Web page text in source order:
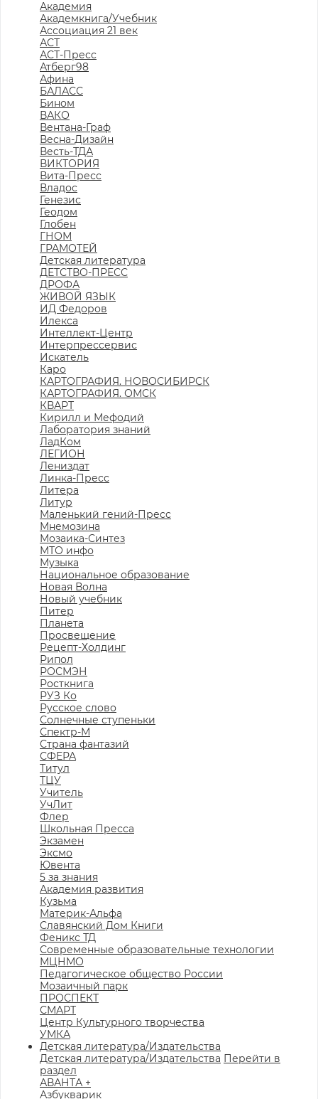
Академия
Академкнига/Учебник
Ассоциация 21 век
АСТ
АСТ-Пресс
Атберг98
Афина
БАЛАСС
Бином
ВАКО
Вентана-Граф
Весна-Дизайн
Весть-ТДА
ВИКТОРИЯ
Вита-Пресс
Владос
Генезис
Геодом
Глобен
ГНОМ
ГРАМОТЕЙ
Детская литература
ДЕТСТВО-ПРЕСС
ДРОФА
ЖИВОЙ ЯЗЫК
ИД Федоров
Илекса
Интеллект-Центр
Интерпрессервис
Искатель
Каро
КАРТОГРАФИЯ. НОВОСИБИРСК
КАРТОГРАФИЯ. ОМСК
КВАРТ
Кирилл и Мефодий
Лаборатория знаний
ЛадКом
ЛЕГИОН
Лениздат
Линка-Пресс
Литера
Литур
Маленький гений-Пресс
Мнемозина
Мозаика-Синтез
МТО инфо
Музыка
Национальное образование
Новая Волна
Новый учебник
Питер
Планета
Просвещение
Рецепт-Холдинг
Рипол
РОСМЭН
Росткнига
РУЗ Ко
Русское слово
Солнечные ступеньки
Спектр-М
Страна фантазий
СФЕРА
Титул
ТЦУ
Учитель
УчЛит
Флер
Школьная Пресса
Экзамен
Эксмо
Ювента
5 за знания
Академия развития
Кузьма
Материк-Альфа
Славянский Дом Книги
Феникс ТД
Современные образовательные технологии
МЦНМО
Педагогическое общество России
Мозаичный парк
ПРОСПЕКТ
СМАРТ
Центр Культурного творчества
УМКА
Детская литература/Издательства
Детская литература/Издательства Перейти в
раздел
АВАНТА +
Азбукварик